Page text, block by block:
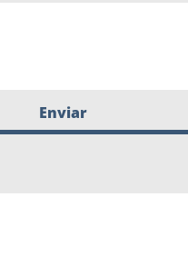
Enviar